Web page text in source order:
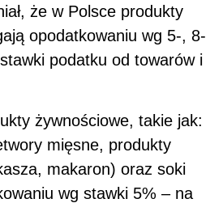
że w Polsce produkty
opodatkowaniu wg 5-, 8-
podatku od towarów i
żywnościowe, takie jak:
mięsne, produkty
makaron) oraz soki
wg stawki 5% – na